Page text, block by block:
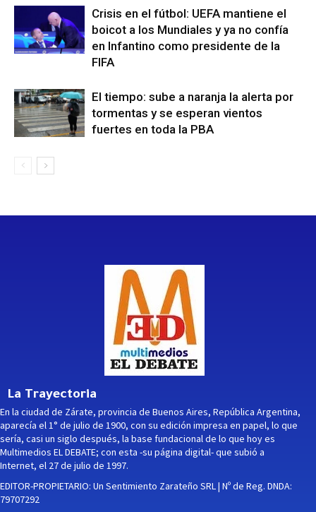
Crisis en el fútbol: UEFA mantiene el
boicot a los Mundiales y ya no confía
en Infantino como presidente de la
FIFA
El tiempo: sube a naranja la alerta por
tormentas y se esperan vientos
fuertes en toda la PBA
La Trayectoria
En la ciudad de Zárate, provincia de Buenos Aires, República Argentina,
aparecía el 1° de julio de 1900, con su edición impresa en papel, lo que
sería, casi un siglo después, la base fundacional de lo que hoy es
Multimedios EL DEBATE; con esta -su página digital- que subió a
Internet, el 27 de julio de 1997.
EDITOR-PROPIETARIO: Un Sentimiento Zarateño SRL | Nº de Reg. DNDA:
79707292